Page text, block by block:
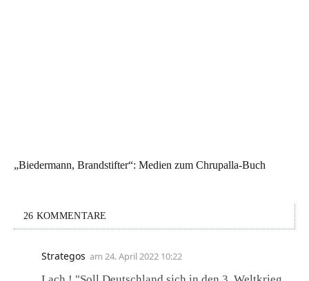
„Biedermann, Brandstifter“: Medien zum Chrupalla-Buch
26 KOMMENTARE
Strategos am 24. April 2022 10:22